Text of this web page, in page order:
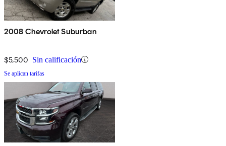
2008 Chevrolet Suburban
$5,500 Sin calificación
Se aplican tarifas